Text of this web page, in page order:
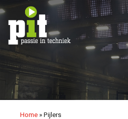
Ga
naar
inhoud
Home»Pijlers